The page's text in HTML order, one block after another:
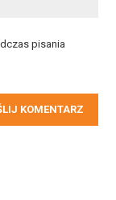
pisania
KOMENTARZ